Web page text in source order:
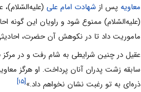
معاویه پس از شهادت امام علی
(علیه‌السّلام) ممنوع شود و راویان این گونه
ماموریت داد تا در نکوهش آن حضرت،
عقیل در چنین شرایطی به شام رفت و در مرکز
سابقه زشت پدران آنان پرداخت. او هرگز
ذره‌ای به تو رغبت نشان نخواهم داد.»[۱۵]